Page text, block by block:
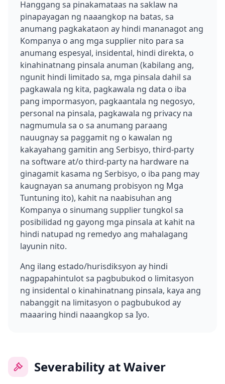
Hanggang sa pinakamataas na saklaw na
pinapayagan ng naaangkop na batas, sa
anumang pagkakataon ay hindi mananagot ang
Kompanya o ang mga supplier nito para sa
anumang espesyal, insidental, hindi direkta, o
kinahinatnang pinsala anuman (kabilang ang,
ngunit hindi limitado sa, mga pinsala dahil sa
pagkawala ng kita, pagkawala ng data o iba
pang impormasyon, pagkaantala ng negosyo,
personal na pinsala, pagkawala ng privacy na
nagmumula sa o sa anumang paraang
nauugnay sa paggamit ng o kawalan ng
kakayahang gamitin ang Serbisyo, third-party
na software at/o third-party na hardware na
ginagamit kasama ng Serbisyo, o iba pang may
kaugnayan sa anumang probisyon ng Mga
Tuntuning ito), kahit na naabisuhan ang
Kompanya o sinumang supplier tungkol sa
posibilidad ng gayong mga pinsala at kahit na
hindi natupad ng remedyo ang mahalagang
layunin nito.
Ang ilang estado/hurisdiksyon ay hindi
nagpapahintulot sa pagbubukod o limitasyon
ng insidental o kinahinatnang pinsala, kaya ang
nabanggit na limitasyon o pagbubukod ay
maaaring hindi naaangkop sa Iyo.
Severability at Waiver